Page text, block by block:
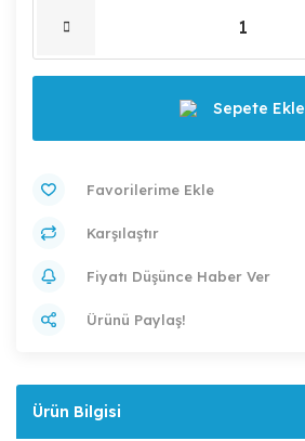
Sepete Ekle
Karşılaştır
Fiyatı Düşünce Haber Ver
Ürünü Paylaş!
Ürün Bilgisi